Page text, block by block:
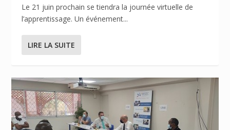
Le 21 juin prochain se tiendra la journée virtuelle de
l’apprentissage. Un événement...
LIRE LA SUITE